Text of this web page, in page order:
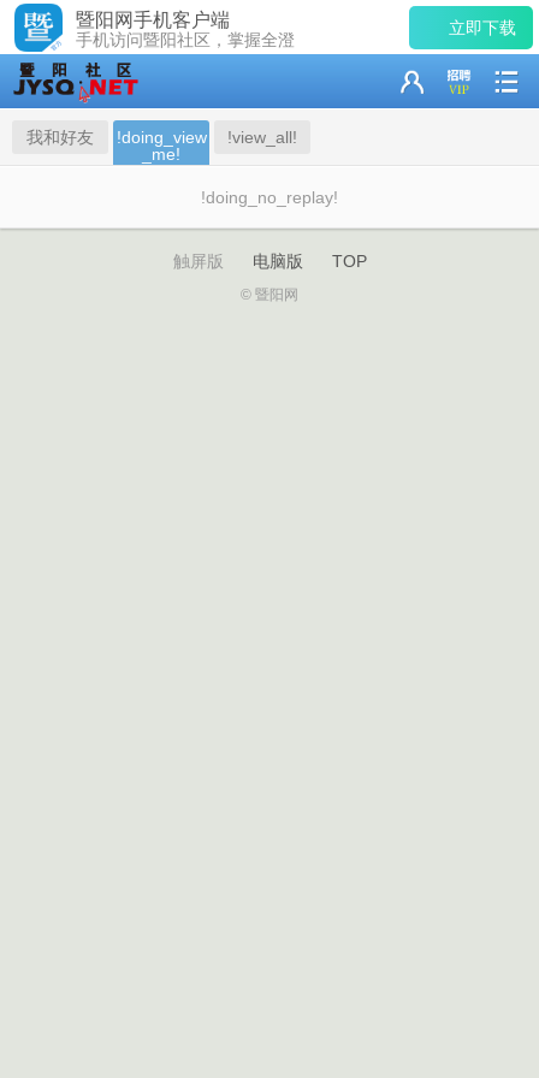
暨阳网手机客户端
手机访问暨阳社区，掌握全澄
立即下载
我和好友
!doing_view
_me!
!view_all!
!doing_no_replay!
触屏版 电脑版 TOP
© 暨阳网